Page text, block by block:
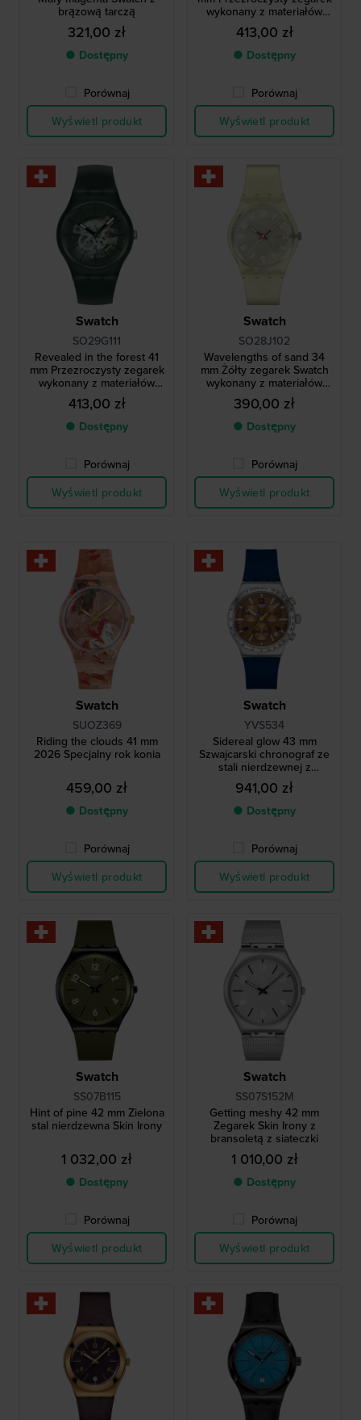
brązową tarczą
321,00 zł
● Dostępny
Porównaj
Wyświetl produkt
wykonany z materiałów
pochodzenia biologicznego
413,00 zł
● Dostępny
Porównaj
Wyświetl produkt
Swatch
SO29G111
Revealed in the forest 41
mm Przezroczysty zegarek
wykonany z materiałów
pochodzenia biologicznego
413,00 zł
● Dostępny
Porównaj
Wyświetl produkt
Swatch
SO28J102
Wavelengths of sand 34
mm Żółty zegarek Swatch
wykonany z materiałów
pochodzenia biologicznego
390,00 zł
● Dostępny
Porównaj
Wyświetl produkt
Swatch
SUOZ369
Riding the clouds 41 mm
2026 Specjalny rok konia
459,00 zł
● Dostępny
Porównaj
Wyświetl produkt
Swatch
YVS534
Sidereal glow 43 mm
Szwajcarski chronograf ze
stali nierdzewnej z
datownikiem
941,00 zł
● Dostępny
Porównaj
Wyświetl produkt
Swatch
SS07B115
Hint of pine 42 mm Zielona
stal nierdzewna Skin Irony
1 032,00 zł
● Dostępny
Porównaj
Wyświetl produkt
Swatch
SS07S152M
Getting meshy 42 mm
Zegarek Skin Irony z
bransoletą z siateczki
1 010,00 zł
● Dostępny
Porównaj
Wyświetl produkt